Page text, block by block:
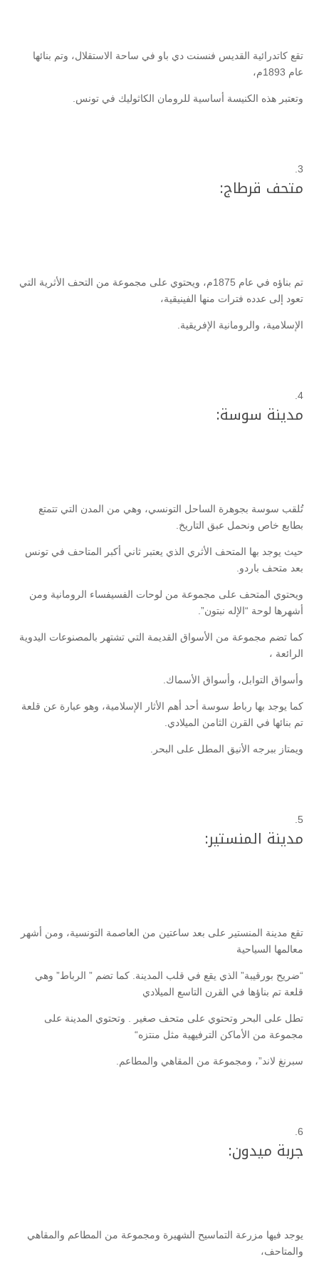
تقع كاتدرائية القديس فنسنت دي باو في ساحة الاستقلال، وتم بنائها
عام 1893م،
وتعتبر هذه الكنيسة أساسية للرومان الكاثوليك في تونس.
متحف قرطاج:
تم بناؤه في عام 1875م، ويحتوي على مجموعة من التحف الأثرية التي
تعود إلى عدده فترات منها الفينيقية،
الإسلامية، والرومانية الإفريقية.
مدينة سوسة:
تُلقب سوسة بجوهرة الساحل التونسي، وهي من المدن التي تتمتع
بطابع خاص ونحمل عبق التاريخ.
حيث يوجد بها المتحف الأثري الذي يعتبر ثاني أكبر المتاحف في تونس
بعد متحف باردو.
ويحتوي المتحف على مجموعة من لوحات الفسيفساء الرومانية ومن
أشهرها لوحة “الإله نبتون”.
كما تضم مجموعة من الأسواق القديمة التي تشتهر بالمصنوعات اليدوية
الرائعة ،
وأسواق التوابل، وأسواق الأسماك.
كما يوجد بها رباط سوسة أحد أهم الأثار الإسلامية، وهو عبارة عن قلعة
تم بنائها في القرن الثامن الميلادي.
ويمتاز ببرجه الأنيق المطل على البحر.
مدينة المنستير:
تقع مدينة المنستير على بعد ساعتين من العاصمة التونسية، ومن أشهر
معالمها السياحية
“ضريح بورقيبة” الذي يقع في قلب المدينة. كما تضم ” الرباط” وهي
قلعة تم بناؤها في القرن التاسع الميلادي
تطل على البحر وتحتوي على متحف صغير . وتحتوي المدينة على
مجموعة من الأماكن الترفيهية مثل منتزه“
سبرنغ لاند”، ومجموعة من المقاهي والمطاعم.
جربة ميدون:
يوجد فيها مزرعة التماسيح الشهيرة ومجموعة من المطاعم والمقاهي
والمتاحف،